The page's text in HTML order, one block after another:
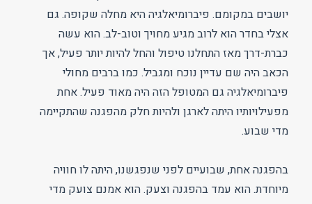
יושבים במקומם. פיברומיאלגיה היא מחלה שקופה. גם
אצלי בחדר הוא לרוב מגיע מחויך וטוב-לב. הוא עשה
כברת-דרך מאז התחלנו טיפול והחל להיות יותר פעיל, אך
הכאב היה שם עדיין נוכח ומגביל. כמו ברבים מחולי
פיברומיאלגיה גם המטופל הזה היה מאוד פעיל. אחת
מפעילויותיו היתה לארגן ולהיות חלק מהפגנה שהתקיימה
מדי שבוע.
בהפגנה אחת, שבועיים לפני שנפגשנו, היתה לו חוויה
מיוחדת. הוא עמד בהפגנה וצעק. הוא אמנם צועק מדי